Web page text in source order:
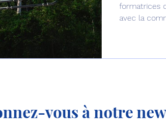
formatrices
avec la
vous à notre